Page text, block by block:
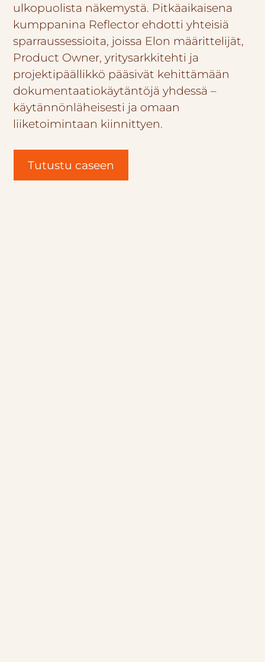
ulkopuolista näkemystä. Pitkäaikaisena
kumppanina Reflector ehdotti yhteisiä
sparraussessioita, joissa Elon määrittelijät,
Product Owner, yritysarkkitehti ja
projektipäällikkö pääsivät kehittämään
dokumentaatiokäytäntöjä yhdessä –
käytännönläheisesti ja omaan
liiketoimintaan kiinnittyen.
Tutustu caseen